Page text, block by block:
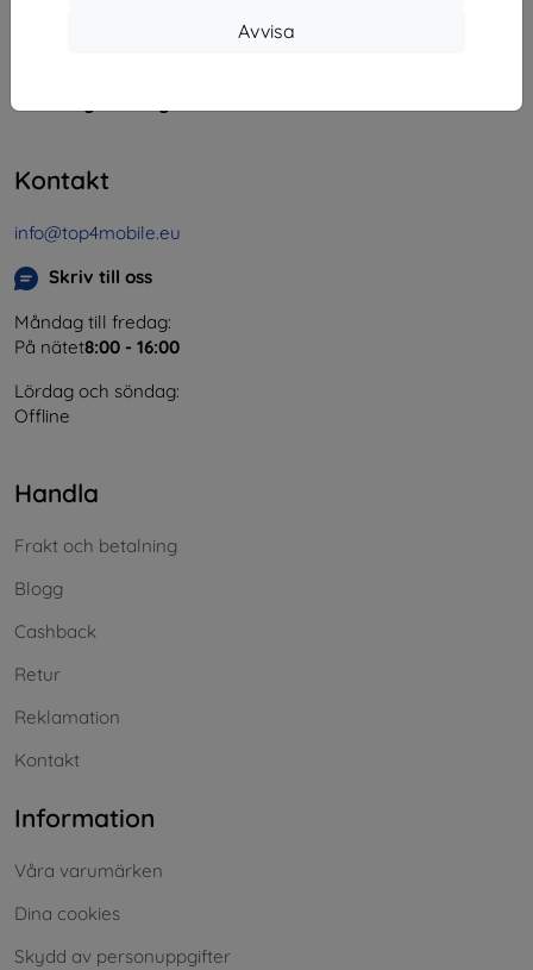
Avvisa
Kontakt
info@top4mobile.eu
Skriv till oss
Måndag till fredag:
På nätet8:00 - 16:00
Lördag och söndag:
Offline
Handla
Frakt och betalning
Blogg
Cashback
Retur
Reklamation
Kontakt
Information
Våra varumärken
Dina cookies
Skydd av personuppgifter